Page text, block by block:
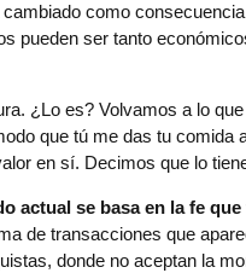
como
pueden ser tanto
¿Lo es? Volvamos a lo
que tú me das tu
en sí. Decimos que lo
actual se basa en la fe
de transacciones que
donde no aceptan la